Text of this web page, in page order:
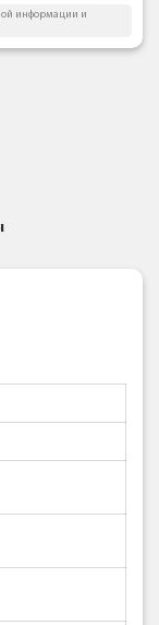
информации и